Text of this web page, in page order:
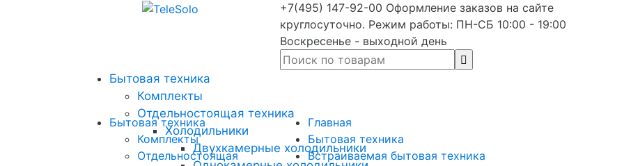
+7(495) 147-92-00 Оформление заказов на сайте
круглосуточно. Режим работы: ПН-СБ 10:00 - 19:00
Воскресенье - выходной день
Бытовая техника
Комплекты
Отдельностоящая техника
Холодильники
Двухкамерные холодильники
Бытовая техника
Комплекты
Отдельностоящая
Главная
Бытовая техника
Встраиваемая бытовая техника